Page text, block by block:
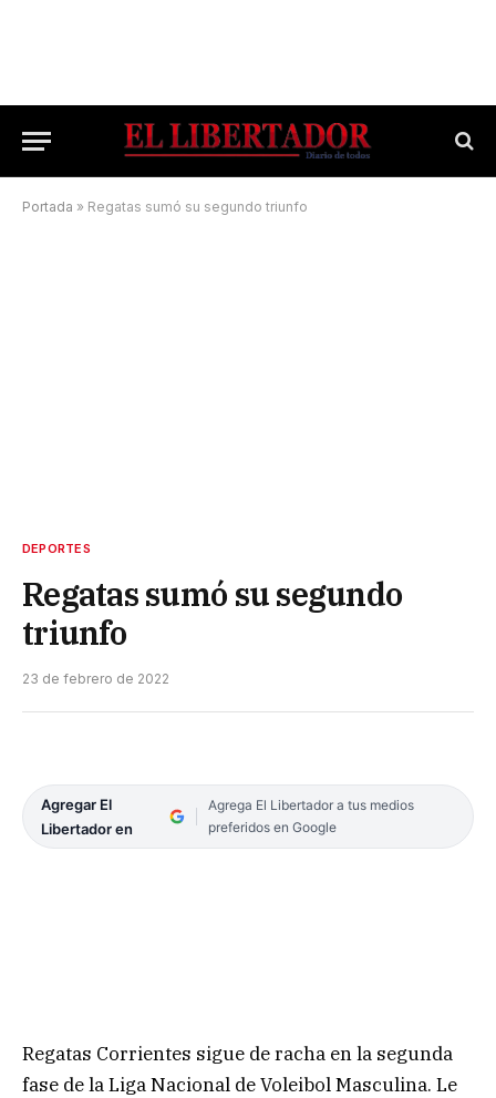
Portada » Regatas sumó su segundo triunfo
DEPORTES
Regatas sumó su segundo
triunfo
23 de febrero de 2022
Agregar El
Libertador en
Agrega El Libertador a tus medios
preferidos en Google
Regatas Corrientes sigue de racha en la segunda
fase de la Liga Nacional de Voleibol Masculina. Le